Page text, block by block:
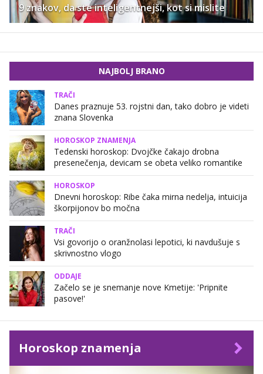
9 znakov, da ste inteligentnejši, kot si mislite
NAJBOLJ BRANO
TRAČI
Danes praznuje 53. rojstni dan, tako dobro je videti
znana Slovenka
HOROSKOP ZNAMENJA
Tedenski horoskop: Dvojčke čakajo drobna
presenečenja, devicam se obeta veliko romantike
HOROSKOP
Dnevni horoskop: Ribe čaka mirna nedelja, intuicija
škorpijonov bo močna
TRAČI
Vsi govorijo o oranžnolasi lepotici, ki navdušuje s
skrivnostno vlogo
ODDAJE
Začelo se je snemanje nove Kmetije: 'Pripnite
pasove!'
Horoskop znamenja